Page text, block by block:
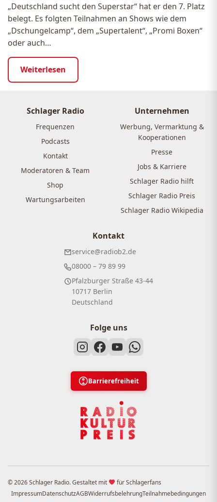
„Deutschland sucht den Superstar“ hat er den 7. Platz
belegt. Es folgten Teilnahmen an Shows wie dem
„Dschungelcamp“, dem „Supertalent“, „Promi Boxen“
oder auch…
Weiterlesen
Schlager Radio
Frequenzen
Podcasts
Kontakt
Moderatoren & Team
Shop
Wartungsarbeiten
Unternehmen
Werbung, Vermarktung &
Kooperationen
Presse
Jobs & Karriere
Schlager Radio hilft
Schlager Radio Preis
Schlager Radio Wikipedia
Kontakt
service@radiob2.de
08000 – 79 89 99
Pfalzburger Straße 43-44
10717 Berlin
Deutschland
Folge uns
Barrierefreiheit
© 2026 Schlager Radio. Gestaltet mit
für Schlagerfans
ImpressumDatenschutzAGBWiderrufsbelehrungTeilnahmebedingungen